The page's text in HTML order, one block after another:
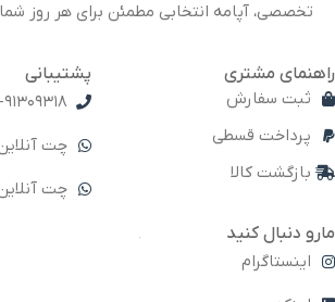
تخصصی، آپامه انتخابی مطمئن برای هر روز
راهنمای مشتری
ثبت سفارش
پرداخت قسطی
بازگشت کالا
پشتیبانی
91309318
چت
چت
مارو دنبال کنید
اینستاگرام